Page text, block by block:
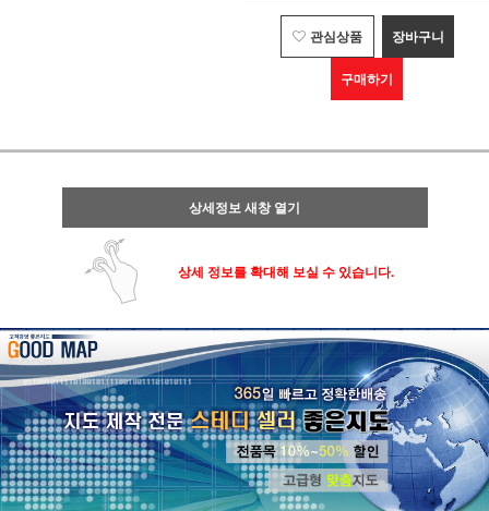
관심상품 장바구니
구매하기
상세정보 새창 열기
상세 정보를 확대해 보실 수 있습니다.